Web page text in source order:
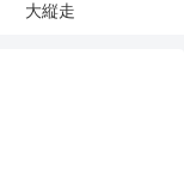
大縦走